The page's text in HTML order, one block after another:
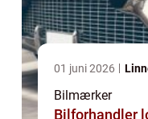
01 juni 2026
Bilmærker
Bilforhandler lolland